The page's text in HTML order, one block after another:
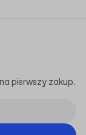
pierwszy zakup.